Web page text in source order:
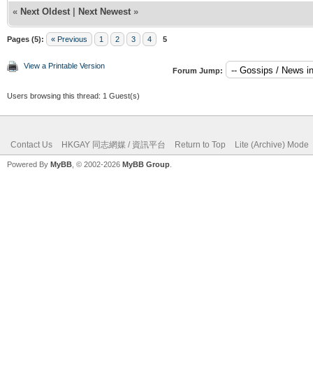
« Next Oldest | Next Newest »
Pages (5): « Previous 1 2 3 4 5
View a Printable Version
Forum Jump:
Users browsing this thread: 1 Guest(s)
Contact Us HKGAY 同志網媒 / 資訊平台 Return to Top Lite (Archive) Mode
Powered By MyBB , © 2002-2026 MyBB Group